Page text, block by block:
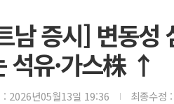
남 증시] 변동성
석유·가스株 ↑
: 2026년05월13일 19:36 최종수정 :